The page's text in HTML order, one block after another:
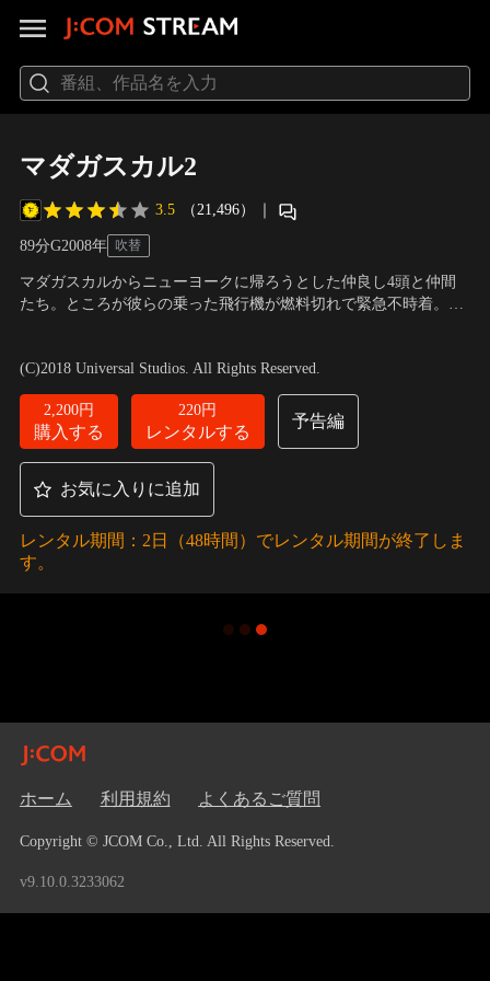
マダガスカル2
3.5 （21,496） ｜
89分G2008年 吹替
マダガスカルからニューヨークに帰ろうとした仲良し4頭と仲間
たち。ところが彼らの乗った飛行機が燃料切れで緊急不時着。辿
ピンチ！彼らはこの危機に立ち向かい、アフリカの仲間たちを救
えるのか！？笑いと勇気に溢れた大冒険が、今始まる！
(C)2018 Universal Studios. All Rights Reserved.
2,200円
購入する
220円
レンタルする
予告編
お気に入りに追加
レンタル期間：2日（48時間）でレンタル期間が終了しま
す。
ホーム 利用規約 よくあるご質問
Copyright © JCOM Co., Ltd. All Rights Reserved.
v9.10.0.3233062